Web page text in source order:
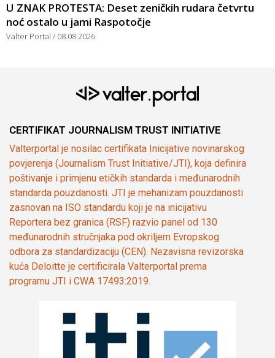
U ZNAK PROTESTA: Deset zeničkih rudara četvrtu
noć ostalo u jami Raspotočje
Valter Portal 08.08.2026
CERTIFIKAT JOURNALISM TRUST INITIATIVE
Valterportal je nosilac certifikata Inicijative novinarskog
povjerenja (Journalism Trust Initiative/JTI), koja definira
poštivanje i primjenu etičkih standarda i međunarodnih
standarda pouzdanosti. JTI je mehanizam pouzdanosti
zasnovan na ISO standardu koji je na inicijativu
Reportera bez granica (RSF) razvio panel od 130
međunarodnih stručnjaka pod okriljem Evropskog
odbora za standardizaciju (CEN). Nezavisna revizorska
kuća Deloitte je certificirala Valterportal prema
programu JTI i CWA 17493:2019.